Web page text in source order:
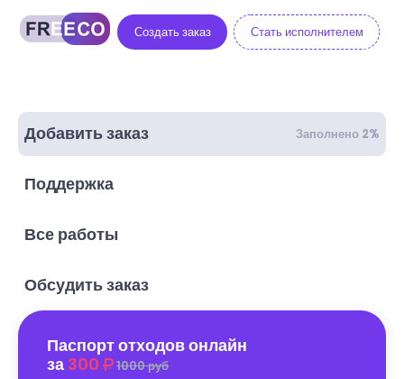
Создать заказ Стать исполнителем
Добавить заказ Заполнено 2%
Поддержка
Все работы
Обсудить заказ
Паспорт отходов онлайн
за 300 1000 руб